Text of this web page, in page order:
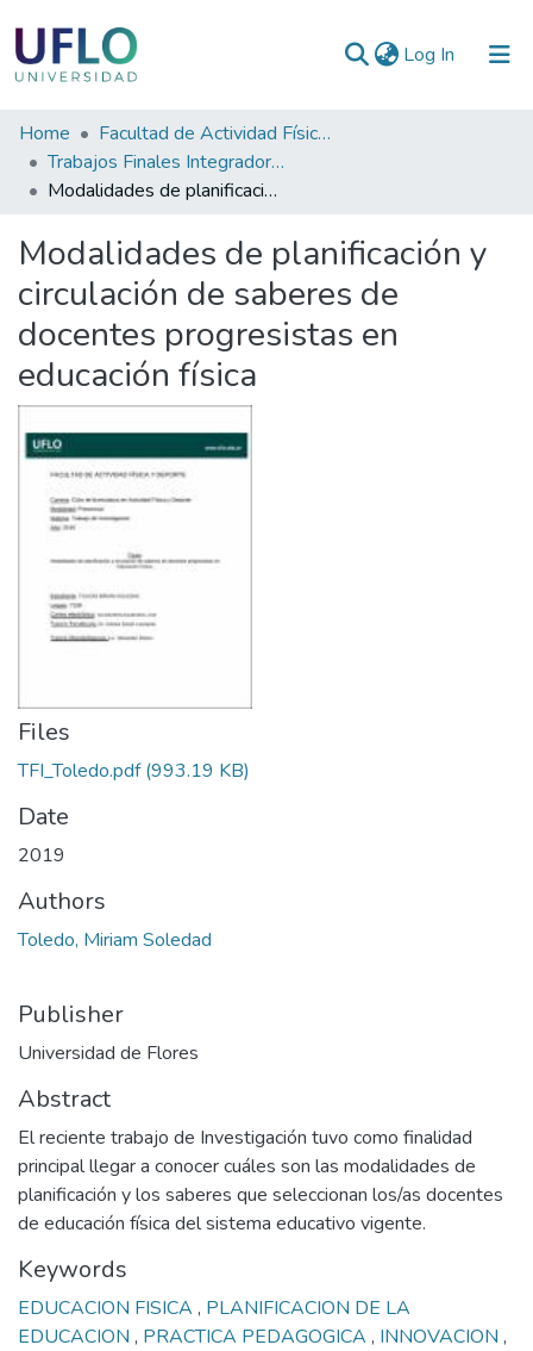
Log In (current)
Communities
&
Collections
All of RIUFLO
Statistics
Home
Facultad de Actividad Física y Deporte
Trabajos Finales Integradores (TFI) de la Licenciatura en Actividad Física y Deporte
Modalidades de planificación y circulación de saberes de docentes progresistas en educación física
Modalidades de planificación y
circulación de saberes de
docentes progresistas en
educación física
Files
TFI_Toledo.pdf(993.19 KB)
Date
2019
Authors
Toledo, Miriam Soledad
Publisher
Universidad de Flores
Abstract
El reciente trabajo de Investigación tuvo como finalidad
principal llegar a conocer cuáles son las modalidades de
planificación y los saberes que seleccionan los/as docentes
de educación física del sistema educativo vigente.
Keywords
EDUCACION FISICA , PLANIFICACION DE LA
EDUCACION , PRACTICA PEDAGOGICA , INNOVACION ,